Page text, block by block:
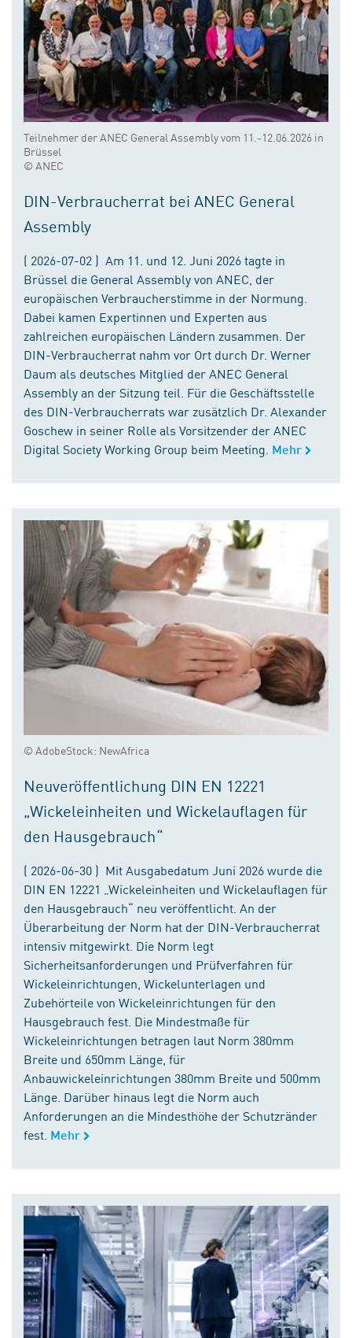
Teilnehmer der ANEC General Assembly vom 11.-12.06.2026 in
Brüssel
© ANEC
DIN-Verbraucherrat bei ANEC General
Assembly
( 2026-07-02 ) Am 11. und 12. Juni 2026 tagte in
Brüssel die General Assembly von ANEC, der
europäischen Verbraucherstimme in der Normung.
Dabei kamen Expertinnen und Experten aus
zahlreichen europäischen Ländern zusammen. Der
DIN-Verbraucherrat nahm vor Ort durch Dr. Werner
Daum als deutsches Mitglied der ANEC General
Assembly an der Sitzung teil. Für die Geschäftsstelle
des DIN-Verbraucherrats war zusätzlich Dr. Alexander
Goschew in seiner Rolle als Vorsitzender der ANEC
Digital Society Working Group beim Meeting. Mehr
© AdobeStock: NewAfrica
Neuveröffentlichung DIN EN 12221
„Wickeleinheiten und Wickelauflagen für
den Hausgebrauch“
( 2026-06-30 ) Mit Ausgabedatum Juni 2026 wurde die
DIN EN 12221 „Wickeleinheiten und Wickelauflagen für
den Hausgebrauch“ neu veröffentlicht. An der
Überarbeitung der Norm hat der DIN-Verbraucherrat
intensiv mitgewirkt. Die Norm legt
Sicherheitsanforderungen und Prüfverfahren für
Wickeleinrichtungen, Wickelunterlagen und
Zubehörteile von Wickeleinrichtungen für den
Hausgebrauch fest. Die Mindestmaße für
Wickeleinrichtungen betragen laut Norm 380mm
Breite und 650mm Länge, für
Anbauwickeleinrichtungen 380mm Breite und 500mm
Länge. Darüber hinaus legt die Norm auch
Anforderungen an die Mindesthöhe der Schutzränder
fest. Mehr